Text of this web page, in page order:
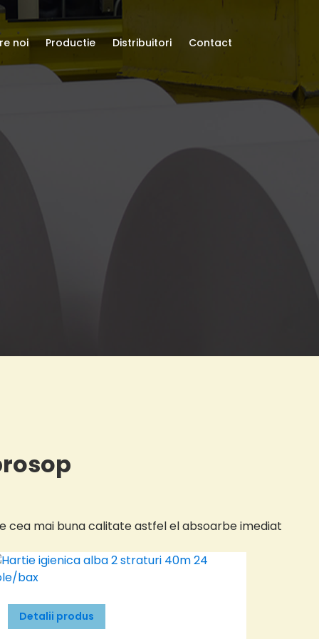
noi Productie Distribuitori Contact
cea mai buna calitate astfel el absoarbe imediat
Detalii produs